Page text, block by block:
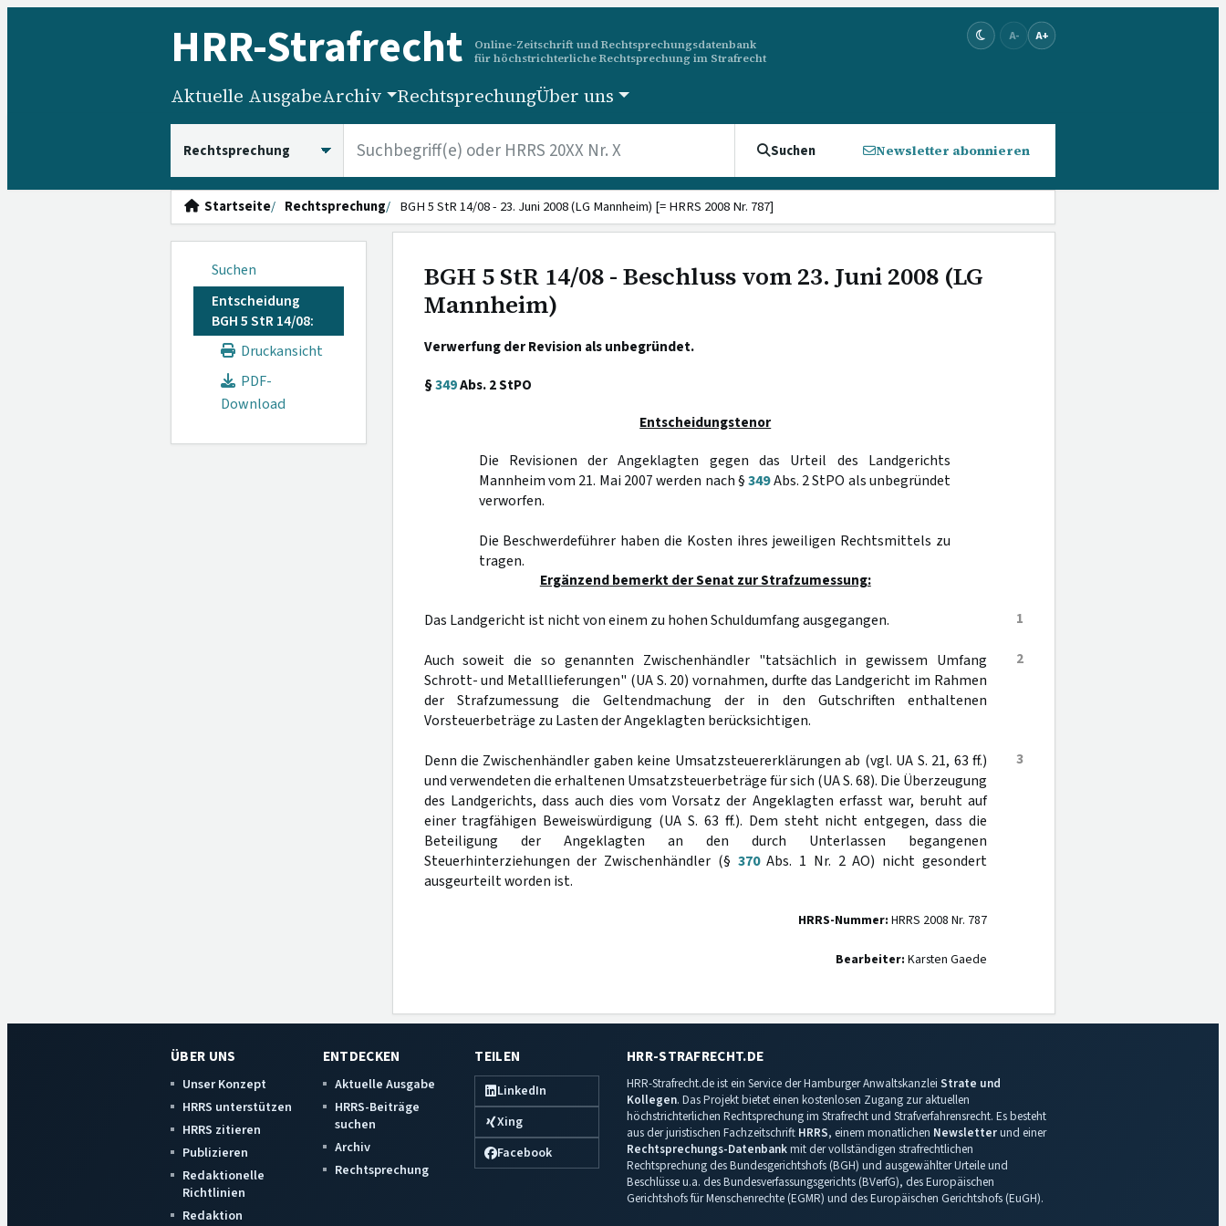
HRR-Strafrecht
Online-Zeitschrift und Rechtsprechungsdatenbank
für höchstrichterliche Rechtsprechung im Strafrecht
A- A+
Aktuelle AusgabeArchiv RechtsprechungÜber uns
Suchen Newsletter abonnieren
Startseite Rechtsprechung BGH 5 StR 14/08 - 23. Juni 2008 (LG Mannheim) [= HRRS 2008 Nr. 787]
Suchen
Entscheidung
BGH 5 StR 14/08:
Druckansicht
PDF-
Download
BGH 5 StR 14/08 - Beschluss vom 23. Juni 2008 (LG
Mannheim)
Verwerfung der Revision als unbegründet.
§349Abs. 2 StPO
Entscheidungstenor
Die Revisionen der Angeklagten gegen das Urteil des Landgerichts
Mannheim vom 21. Mai 2007 werden nach §349Abs. 2 StPO als unbegründet
verworfen.
Die Beschwerdeführer haben die Kosten ihres jeweiligen Rechtsmittels zu
tragen.
Ergänzend bemerkt der Senat zur Strafzumessung:
1
Das Landgericht ist nicht von einem zu hohen Schuldumfang ausgegangen.
2
Auch soweit die so genannten Zwischenhändler "tatsächlich in gewissem Umfang
Schrott- und Metalllieferungen" (UA S. 20) vornahmen, durfte das Landgericht im Rahmen
der Strafzumessung die Geltendmachung der in den Gutschriften enthaltenen
Vorsteuerbeträge zu Lasten der Angeklagten berücksichtigen.
3
Denn die Zwischenhändler gaben keine Umsatzsteuererklärungen ab (vgl. UA S. 21, 63 ff.)
und verwendeten die erhaltenen Umsatzsteuerbeträge für sich (UA S. 68). Die Überzeugung
des Landgerichts, dass auch dies vom Vorsatz der Angeklagten erfasst war, beruht auf
einer tragfähigen Beweiswürdigung (UA S. 63 ff.). Dem steht nicht entgegen, dass die
Beteiligung der Angeklagten an den durch Unterlassen begangenen
Steuerhinterziehungen der Zwischenhändler (§ 370Abs. 1 Nr. 2 AO) nicht gesondert
ausgeurteilt worden ist.
HRRS-Nummer: HRRS 2008 Nr. 787
Bearbeiter: Karsten Gaede
ÜBER UNS
Unser Konzept
HRRS unterstützen
HRRS zitieren
Publizieren
Redaktionelle
Richtlinien
Redaktion
ENTDECKEN
Aktuelle Ausgabe
HRRS-Beiträge
suchen
Archiv
Rechtsprechung
TEILEN
LinkedIn
Xing
Facebook
HRR-STRAFRECHT.DE
HRR-Strafrecht.de ist ein Service der Hamburger Anwaltskanzlei Strate und
Kollegen. Das Projekt bietet einen kostenlosen Zugang zur aktuellen
höchstrichterlichen Rechtsprechung im Strafrecht und Strafverfahrensrecht. Es besteht
aus der juristischen Fachzeitschrift HRRS, einem monatlichen Newsletterund einer
Rechtsprechungs-Datenbankmit der vollständigen strafrechtlichen
Rechtsprechung des Bundesgerichtshofs (BGH) und ausgewählter Urteile und
Beschlüsse u.a. des Bundesverfassungsgerichts (BVerfG), des Europäischen
Gerichtshofs für Menschenrechte (EGMR) und des Europäischen Gerichtshofs (EuGH).